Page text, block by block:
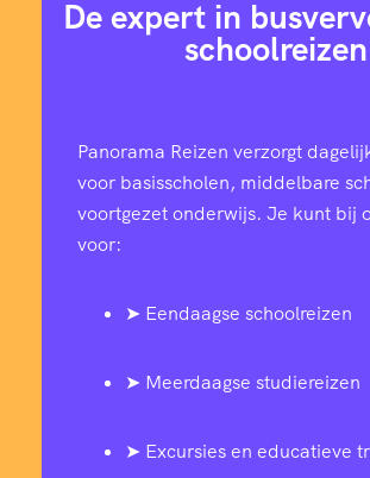
De expert in
schoolreizen
Panorama Reizen verzorgt
voor basisscholen, middelbare
voortgezet onderwijs. Je kunt bij
voor:
➤ Eendaagse schoolreizen
➤ Meerdaagse studiereizen
➤ Excursies en educatieve